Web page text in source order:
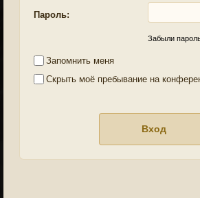
Пароль:
Забыли
Запомнить меня
Скрыть моё пребывание на